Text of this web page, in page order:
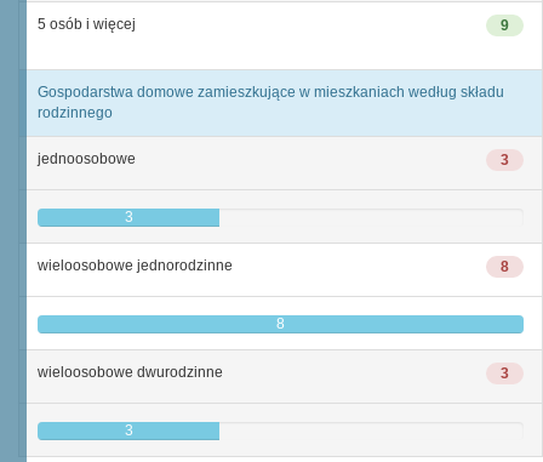
9
5 osób i więcej
Gospodarstwa domowe zamieszkujące w mieszkaniach według składu
rodzinnego
3
jednoosobowe
3
8
wieloosobowe jednorodzinne
8
3
wieloosobowe dwurodzinne
3